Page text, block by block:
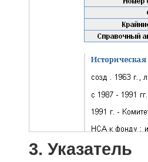
3. Указатель